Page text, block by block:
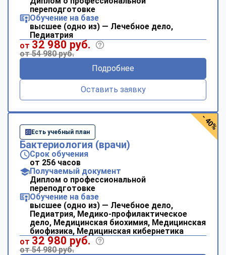
переподготовке
Обучение на базе
высшее (одно из) — Лечебное дело,
Педиатрия
от 32 980 руб.
от 54 980 руб.
Подробнее
Оставить заявку
Есть учебный план
Бактериология (врачи)
Срок обучения
от 256 часов
Получаемый документ
Диплом о профессиональной
переподготовке
Обучение на базе
высшее (одно из) — Лечебное дело,
Педиатрия, Медико-профилактическое
дело, Медицинская биохимия, Медицинская
биофизика, Медицинская кибернетика
от 32 980 руб.
от 54 980 руб.
- 40%